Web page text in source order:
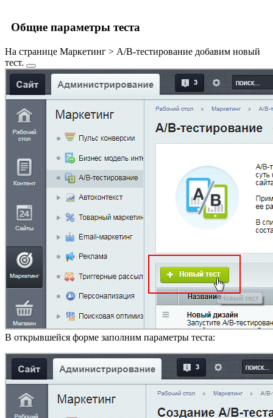
Общие параметры теста
На странице Маркетинг > A/B-тестирование добавим новый
тест.
В открывшейся форме заполним параметры теста: